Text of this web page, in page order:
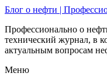
Блог о нефти |
Профессионально о
технический журнал, в
актуальным вопросам
Меню